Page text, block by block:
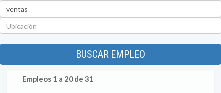
BUSCAR EMPLEO
Empleos 1 a 20 de 31